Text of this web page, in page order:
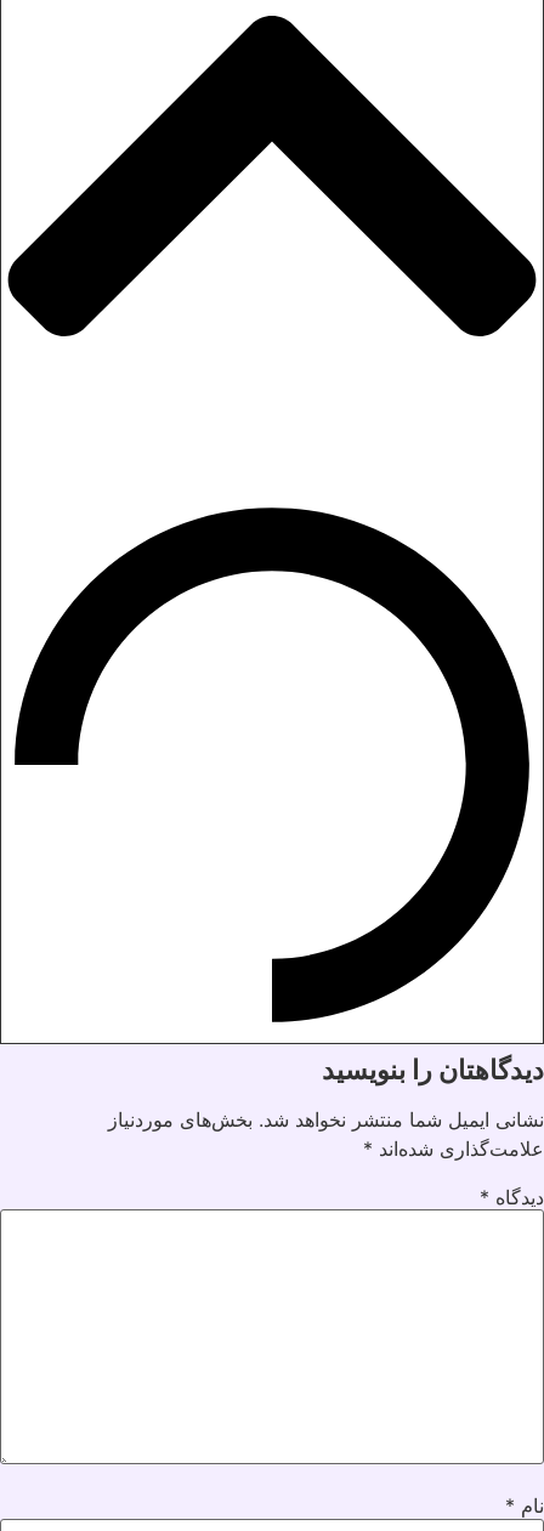
دیدگاهتان را بنویسید
نشانی ایمیل شما منتشر نخواهد شد. بخش‌های موردنیاز
علامت‌گذاری شده‌اند *
دیدگاه *
نام *